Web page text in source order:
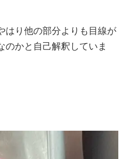
はり他の部分よりも目線が
のかと自己解釈していま